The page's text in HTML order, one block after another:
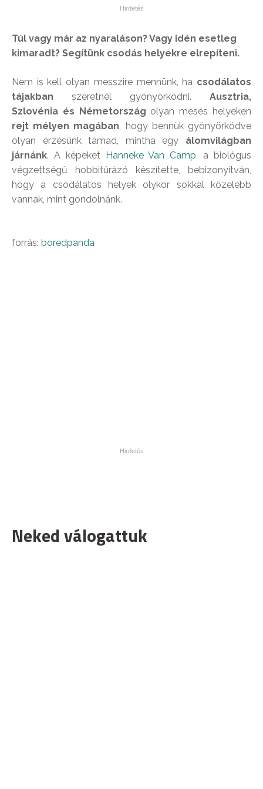
Túl vagy már az nyaraláson? Vagy idén esetleg
kimaradt? Segítünk csodás helyekre elrepíteni.
Nem is kell olyan messzire mennünk, ha csodálatos
tájakban szeretnél gyönyörködni. Ausztria,
Szlovénia és Németország olyan mesés helyeken
rejt mélyen magában, hogy bennük gyönyörködve
olyan érzésünk támad, mintha egy álomvilágban
járnánk. A képeket Hanneke Van Camp, a biológus
végzettségű hobbitúrázó készítette, bebizonyítván,
hogy a csodálatos helyek olykor sokkal közelebb
vannak, mint gondolnánk.
forrás: boredpanda
Neked válogattuk